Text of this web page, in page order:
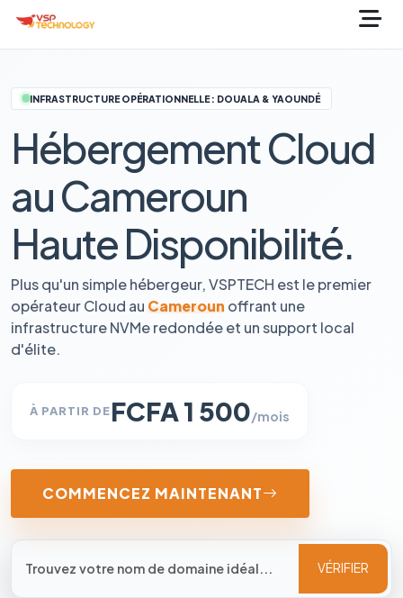
INFRASTRUCTURE OPÉRATIONNELLE : DOUALA & YAOUNDÉ
Hébergement Cloud
au Cameroun
Haute Disponibilité.
Plus qu'un simple hébergeur, VSPTECH est le premier
opérateur Cloud au Cameroun offrant une
infrastructure NVMe redondée et un support local
d'élite.
À PARTIR DEFCFA 1 500/mois
COMMENCEZ MAINTENANT
VÉRIFIER